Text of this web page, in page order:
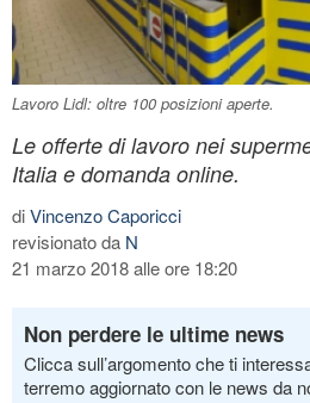
Lavoro Lidl: oltre 100 posizioni aperte.
Le offerte di lavoro nei
Italia e domanda online.
diVincenzo Caporicci
revisionato da N
21 marzo 2018 alle ore 18:20
Non perdere le ultime news
Clicca sull’argomento che ti
terremo aggiornato con le news da